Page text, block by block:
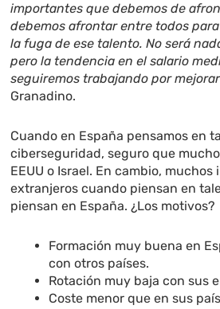
importantes que debemos de
debemos afrontar entre todos
la fuga de ese talento. No será
pero la tendencia en el salario
seguiremos trabajando por mejorar
Granadino.
Cuando en España pensamos en
ciberseguridad, seguro que
EEUU o Israel. En cambio, muchos
extranjeros cuando piensan en
piensan en España. ¿Los motivos?
Formación muy buena en
con otros países.
Rotación muy baja con sus
Coste menor que en sus